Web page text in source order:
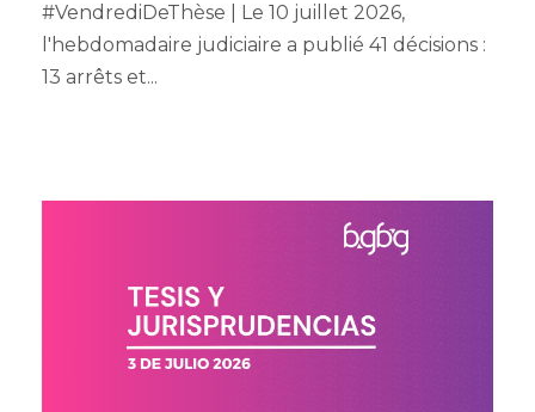
#VendrediDeThèse | Le 10 juillet 2026,
l'hebdomadaire judiciaire a publié 41 décisions :
13 arrêts et...